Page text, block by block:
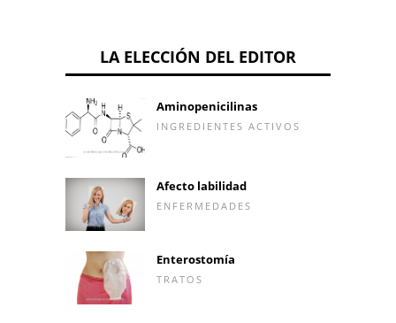
LA ELECCIÓN DEL EDITOR
Aminopenicilinas
INGREDIENTES ACTIVOS
Afecto labilidad
ENFERMEDADES
Enterostomía
TRATOS